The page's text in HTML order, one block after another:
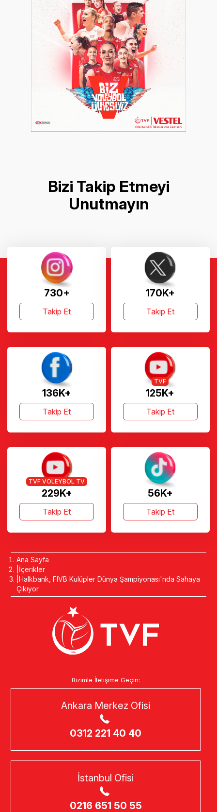
Bizi Takip Etmeyi
Unutmayın
730+
Takip Et
170K+
Takip Et
136K+
Takip Et
125K+
TVF
Takip Et
229K+
TVF VOLEYBOL TV
Takip Et
56K+
Takip Et
Ana Sayfa
İçerikler
Halkbank, FIVB Kulüpler Dünya Şampiyonası'nda Sahaya
Çıkıyor
Bizimle İletişime Geçin:
Ankara Merkez Ofisi
0312 221 40 40
İstanbul Ofisi
0216 651 50 55